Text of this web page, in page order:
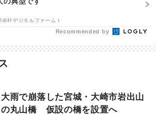
会社デジタルファーム )
Recommended by
大雨で崩落した宮城・大崎市岩出山
の丸山橋 仮設の橋を設置へ